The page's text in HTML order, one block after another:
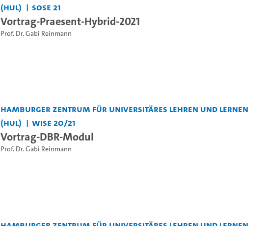
(HUL)
SoSe 21
Vortrag-Praesent-Hybrid-2021
Prof. Dr. Gabi Reinmann
Hamburger Zentrum für Universitäres Lehren und Lernen
(HUL)
WiSe 20/21
Vortrag-DBR-Modul
Prof. Dr. Gabi Reinmann